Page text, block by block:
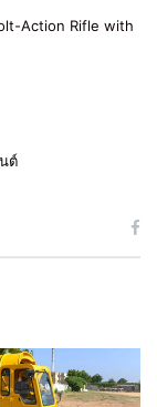
Action Rifle with
ต์